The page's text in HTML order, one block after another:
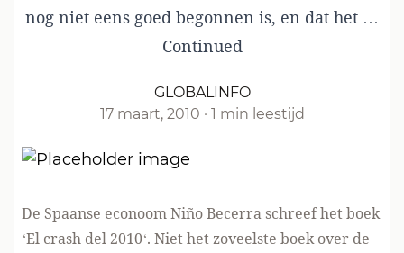
nog niet eens goed begonnen is, en dat het …
Continued
GLOBALINFO
17 maart, 2010 · 1 min leestijd
De Spaanse econoomNiño Becerra schreef het boek
‘El crash del 2010‘. Niet het zoveelste boek over de